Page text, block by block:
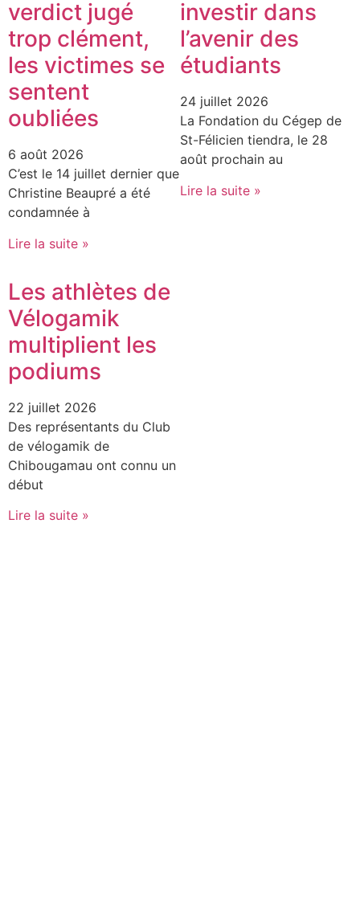
verdict jugé
trop clément,
les victimes se
sentent
oubliées
6 août 2026
C’est le 14 juillet dernier que
Christine Beaupré a été
condamnée à
Lire la suite »
investir dans
l’avenir des
étudiants
24 juillet 2026
La Fondation du Cégep de
St-Félicien tiendra, le 28
août prochain au
Lire la suite »
Les athlètes de
Vélogamik
multiplient les
podiums
22 juillet 2026
Des représentants du Club
de vélogamik de
Chibougamau ont connu un
début
Lire la suite »